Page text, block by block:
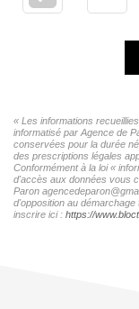
« Les informations
informatisé par Agence de
conservées pour la durée
des prescriptions légales
Conformément à la loi «
d'accès aux données vous
Paron
d'opposition au
inscrire ici : https://